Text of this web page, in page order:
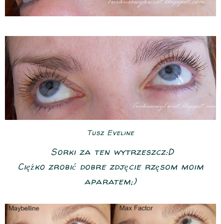
Tusz Eveline
Sorki za ten wytrzeszcz:D
Ciężko zrobić dobre zdjęcie rzęsom moim
aparatem;)